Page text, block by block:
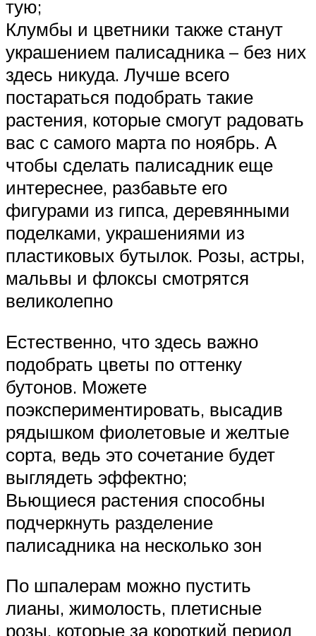
тую;
Клумбы и цветники также станут
украшением палисадника – без них
здесь никуда. Лучше всего
постараться подобрать такие
растения, которые смогут радовать
вас с самого марта по ноябрь. А
чтобы сделать палисадник еще
интереснее, разбавьте его
фигурами из гипса, деревянными
поделками, украшениями из
пластиковых бутылок. Розы, астры,
мальвы и флоксы смотрятся
великолепно
Естественно, что здесь важно
подобрать цветы по оттенку
бутонов. Можете
поэкспериментировать, высадив
рядышком фиолетовые и желтые
сорта, ведь это сочетание будет
выглядеть эффектно;
Вьющиеся растения способны
подчеркнуть разделение
палисадника на несколько зон
По шпалерам можно пустить
лианы, жимолость, плетисные
розы, которые за короткий период